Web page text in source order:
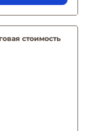
стоимость